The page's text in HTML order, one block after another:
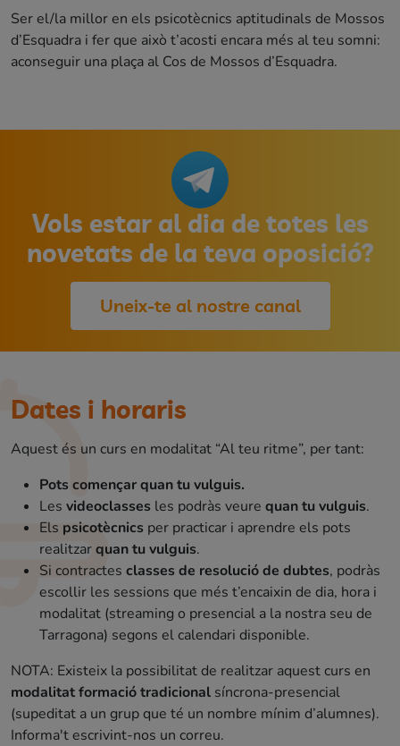
Ser el/la millor en els psicotècnics aptitudinals de Mossos
d’Esquadra i fer que això t’acosti encara més al teu somni:
aconseguir una plaça al Cos de Mossos d’Esquadra.
Vols estar al dia de totes les
novetats de la teva oposició?
Uneix-te al nostre canal
Dates i horaris
Aquest és un curs en modalitat “Al teu ritme”, per tant:
Pots començar quan tu vulguis.
Les videoclasses les podràs veure quan tu vulguis.
Els psicotècnics per practicar i aprendre els pots
realitzarquan tu vulguis.
Si contractes classes de resolució de dubtes, podràs
escollir les sessions que més t’encaixin de dia, hora i
modalitat (streaming o presencial a la nostra seu de
Tarragona) segons el calendari disponible.
NOTA: Existeix la possibilitat de realitzar aquest curs en
modalitat formació tradicional síncrona-presencial
(supeditat a un grup que té un nombre mínim d’alumnes).
Informa't escrivint-nos un correu.